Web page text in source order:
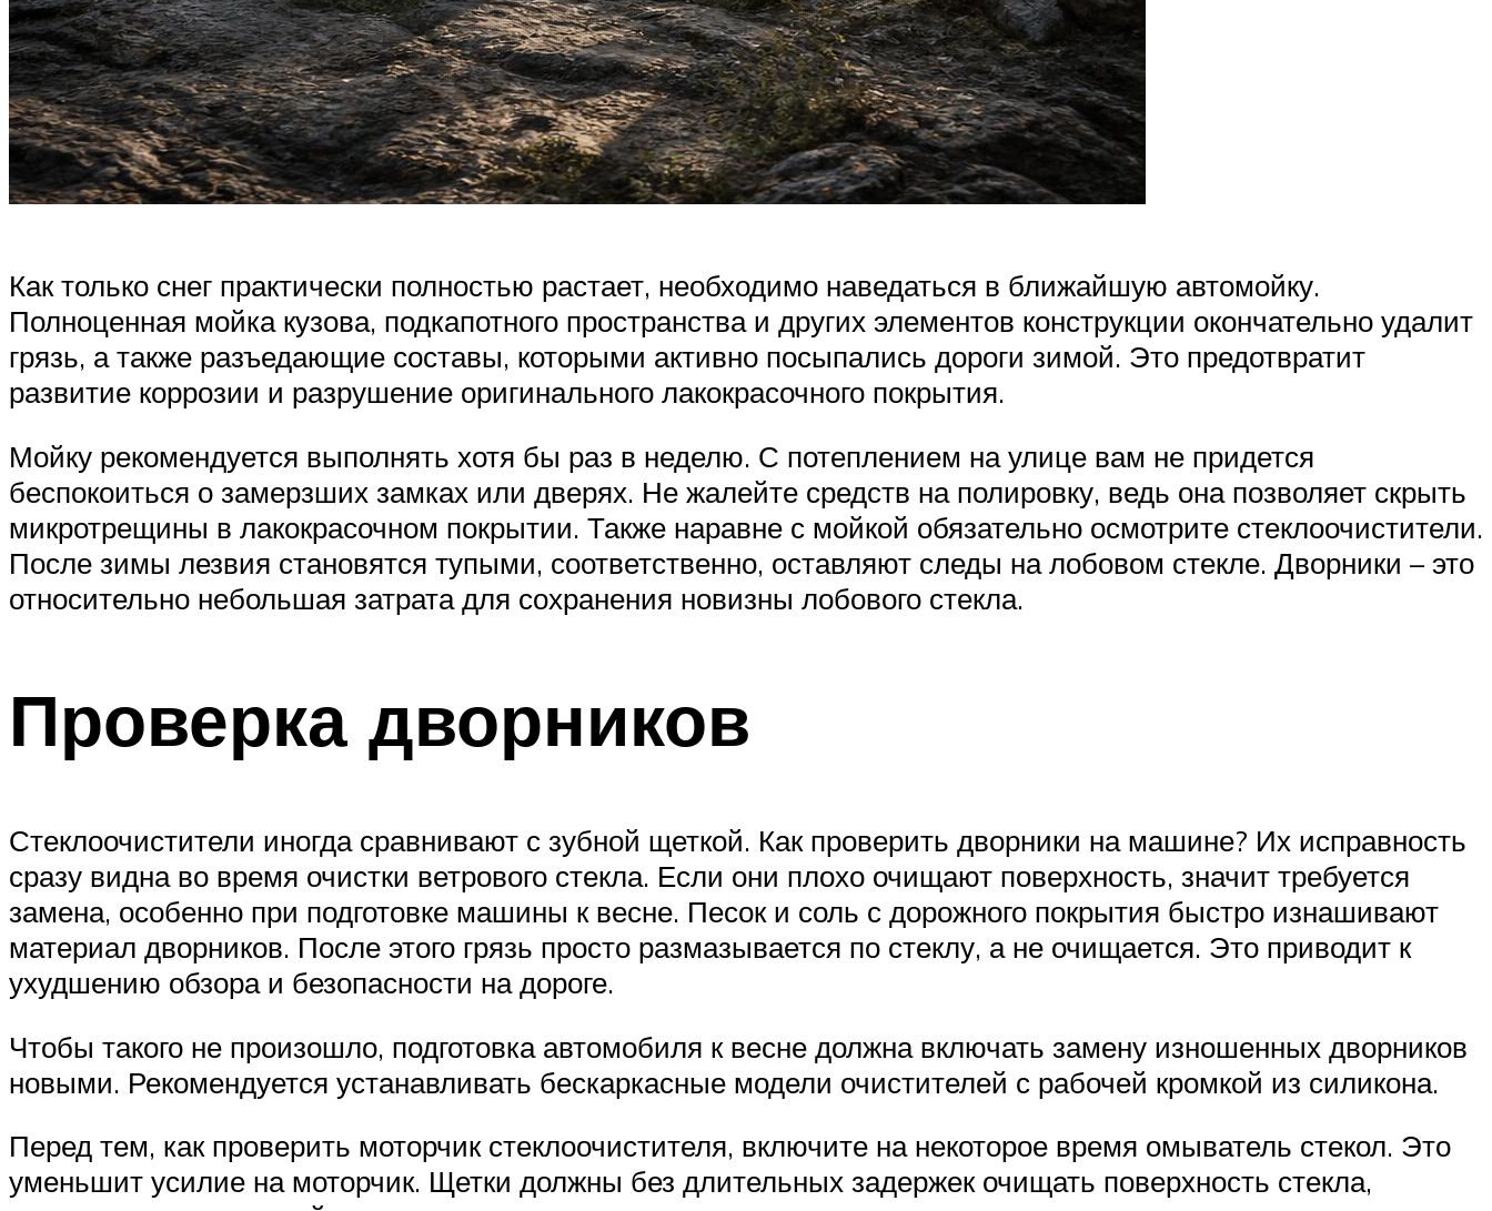
Как только снег практически полностью растает, необходимо наведаться в ближайшую автомойку.
Полноценная мойка кузова, подкапотного пространства и других элементов конструкции окончательно удалит
грязь, а также разъедающие составы, которыми активно посыпались дороги зимой. Это предотвратит
развитие коррозии и разрушение оригинального лакокрасочного покрытия.
Мойку рекомендуется выполнять хотя бы раз в неделю. С потеплением на улице вам не придется
беспокоиться о замерзших замках или дверях. Не жалейте средств на полировку, ведь она позволяет скрыть
микротрещины в лакокрасочном покрытии. Также наравне с мойкой обязательно осмотрите стеклоочистители.
После зимы лезвия становятся тупыми, соответственно, оставляют следы на лобовом стекле. Дворники – это
относительно небольшая затрата для сохранения новизны лобового стекла.
Проверка дворников
Стеклоочистители иногда сравнивают с зубной щеткой. Как проверить дворники на машине? Их исправность
сразу видна во время очистки ветрового стекла. Если они плохо очищают поверхность, значит требуется
замена, особенно при подготовке машины к весне. Песок и соль с дорожного покрытия быстро изнашивают
материал дворников. После этого грязь просто размазывается по стеклу, а не очищается. Это приводит к
ухудшению обзора и безопасности на дороге.
Чтобы такого не произошло, подготовка автомобиля к весне должна включать замену изношенных дворников
новыми. Рекомендуется устанавливать бескаркасные модели очистителей с рабочей кромкой из силикона.
Перед тем, как проверить моторчик стеклоочистителя, включите на некоторое время омыватель стекол. Это
уменьшит усилие на моторчик. Щетки должны без длительных задержек очищать поверхность стекла,